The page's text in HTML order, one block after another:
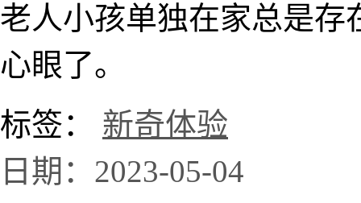
老人小孩单独在家总是存
心眼了。
标签： 新奇体验
日期：2023-05-04